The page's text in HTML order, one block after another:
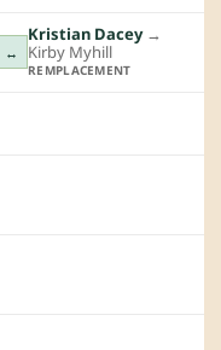
↔
Kristian Dacey→︎
Kirby Myhill
REMPLACEMENT